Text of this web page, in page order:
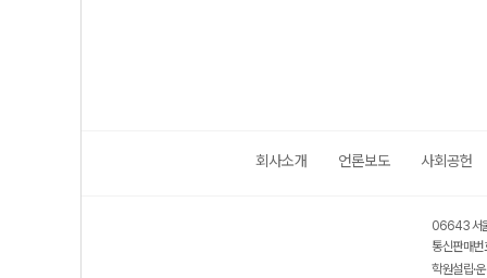
회사소개 언론보도 사회공헌
06643 서
통신판매
학원설립·